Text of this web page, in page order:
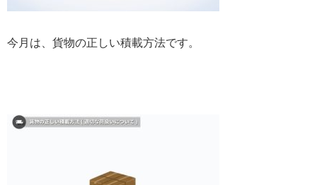
今月は、貨物の正しい積載方法です。